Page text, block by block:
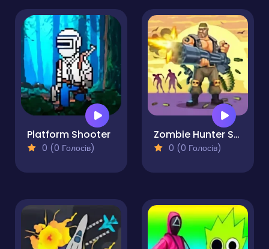
Platform Shooter
0 (0 Голосів)
Zombie Hunter Survival
0 (0 Голосів)